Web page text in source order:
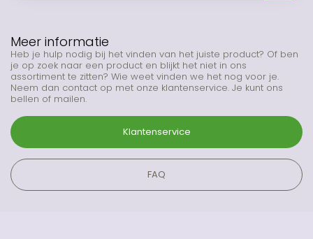
Meer informatie
Heb je hulp nodig bij het vinden van het juiste product? Of ben
je op zoek naar een product en blijkt het niet in ons
assortiment te zitten? Wie weet vinden we het nog voor je.
Neem dan contact op met onze klantenservice. Je kunt ons
bellen of mailen.
Klantenservice
FAQ